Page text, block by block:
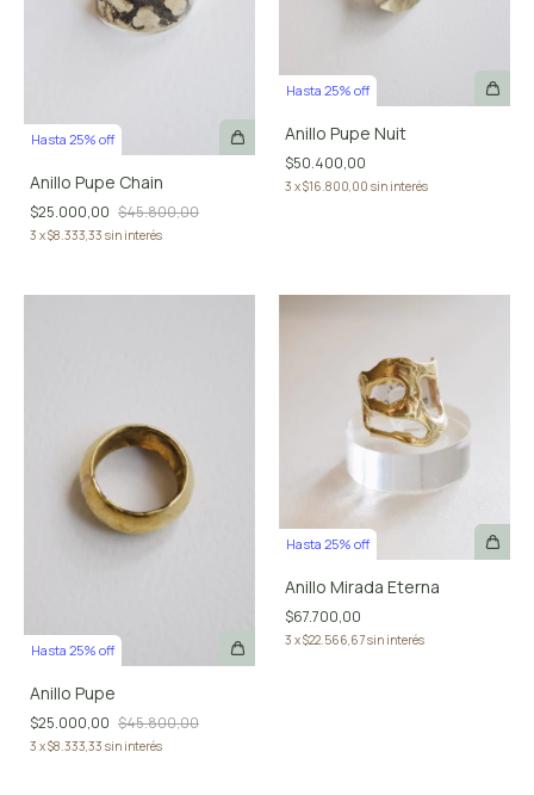
Hasta 25% off
Anillo Pupe Chain
$25.000,00 $45.800,00
3 x$8.333,33 sin interés
Hasta 25% off
Anillo Pupe Nuit
$50.400,00
3 x$16.800,00 sin interés
Hasta 25% off
Anillo Pupe
$25.000,00 $45.800,00
3 x$8.333,33 sin interés
Hasta 25% off
Anillo Mirada Eterna
$67.700,00
3 x$22.566,67sin interés